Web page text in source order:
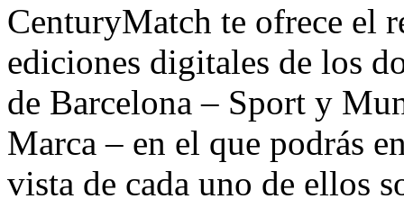
CenturyMatch te ofrece el
ediciones digitales de los
de Barcelona – Sport y
Marca – en el que podrás
vista de cada uno de ellos